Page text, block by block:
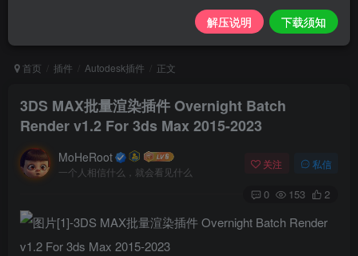
首页 插件 Autodesk插件 正文
3DS MAX批量渲染插件 Overnight Batch
Render v1.2 For 3ds Max 2015-2023
MoHeRoot
一个人相信什么，就会看见什么
关注 私信
0 153 2
解压说明 下载须知